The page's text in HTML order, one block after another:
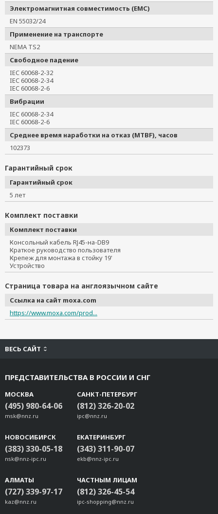
Электромагнитная совместимость (EMC)
EN 55032/24
Применение на транспорте
NEMA TS2
Свободное падение
IEC 60068-2-32
IEC 60068-2-34
IEC 60068-2-6
Вибрации
IEC 60068-2-34
IEC 60068-2-6
Среднее время наработки на отказ (MTBF), часов
102373
Гарантийный срок
Гарантийный срок
5 лет
Комплект поставки
Комплект поставки
Консольный кабель RJ45-на-DB9
Краткое руководство пользователя
Крепеж для монтажа в стойку 19'
Устройство
Страница товара на англоязычном сайте
Ссылка на сайт moxa.com
https://www.moxa.com/prod...
ВЕСЬ САЙТ
ПРЕДСТАВИТЕЛЬСТВА В РОССИИ И СНГ
МОСКВА
(495) 980-64-06
msk@nnz.ru
САНКТ-ПЕТЕРБУРГ
(812) 326-20-02
ipc@nnz.ru
НОВОСИБИРСК
(383) 330-05-18
nsk@nnz-ipc.ru
ЕКАТЕРИНБУРГ
(343) 311-90-07
ekb@nnz-ipc.ru
АЛМАТЫ
(727) 339-97-17
kaz@nnz.ru
ЧАСТНЫМ ЛИЦАМ
(812) 326-45-54
ipc-shopping@nnz.ru